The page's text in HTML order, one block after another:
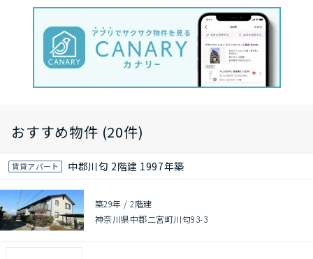
おすすめ物件 (20件)
賃貸アパート 中郡川匂 2階建 1997年築
築29年 /2階建
神奈川県中郡二宮町川匂93-3